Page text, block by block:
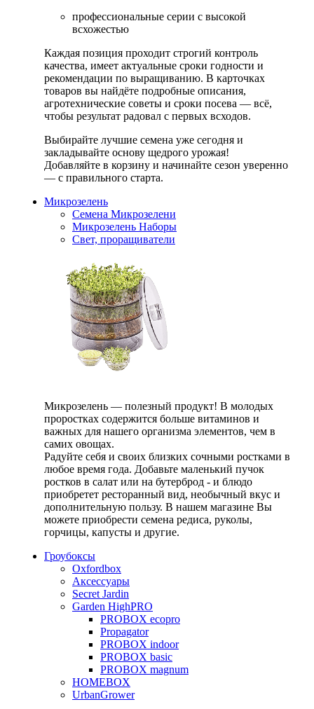
профессиональные серии с высокой
всхожестью
Каждая позиция проходит строгий контроль
качества, имеет актуальные сроки годности и
рекомендации по выращиванию. В карточках
товаров вы найдёте подробные описания,
агротехнические советы и сроки посева — всё,
чтобы результат радовал с первых всходов.
Выбирайте лучшие семена уже сегодня и
закладывайте основу щедрого урожая!
Добавляйте в корзину и начинайте сезон уверенно
— с правильного старта.
Микрозелень
Семена Микрозелени
Микрозелень Наборы
Свет, проращиватели
Микрозелень — полезный продукт! В молодых
проростках содержится больше витаминов и
важных для нашего организма элементов, чем в
самих овощах.
Радуйте себя и своих близких сочными ростками в
любое время года. Добавьте маленький пучок
ростков в салат или на бутерброд - и блюдо
приобретет ресторанный вид, необычный вкус и
дополнительную пользу. В нашем магазине Вы
можете приобрести семена редиса, руколы,
горчицы, капусты и другие.
Гроубоксы
Oxfordbox
Аксессуары
Secret Jardin
Garden HighPRO
PROBOX ecopro
Propagator
PROBOX indoor
PROBOX basic
PROBOX magnum
HOMEBOX
UrbanGrower